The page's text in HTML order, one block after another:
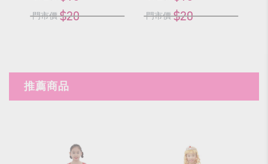
門市價 $20 門市價 $20
推薦商品